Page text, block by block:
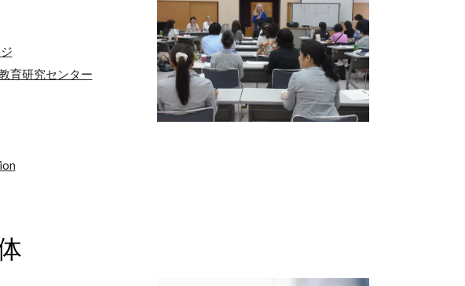
育研究センター